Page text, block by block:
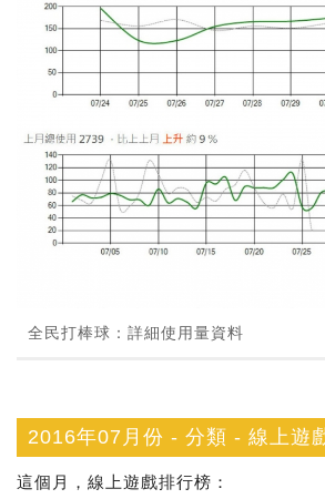
全民打棒球：詳細使用量資料
2016年07月份 - 分類 - 線上遊
這個月，線上遊戲排行榜：